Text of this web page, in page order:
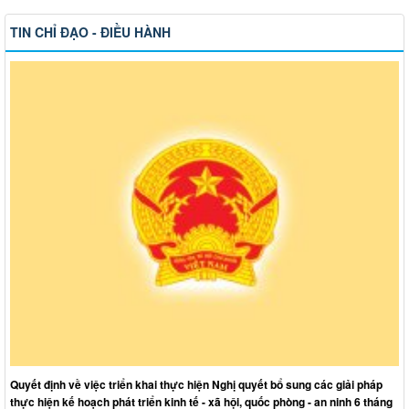
TIN CHỈ ĐẠO - ĐIỀU HÀNH
Quyết định về việc triển khai thực hiện Nghị quyết bổ sung các giải pháp
thực hiện kế hoạch phát triển kinh tế - xã hội, quốc phòng - an ninh 6 tháng